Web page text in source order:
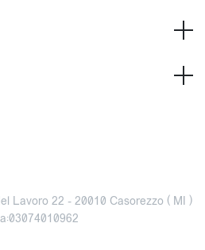
Lavoro 22 - 20010 Casorezzo ( MI )